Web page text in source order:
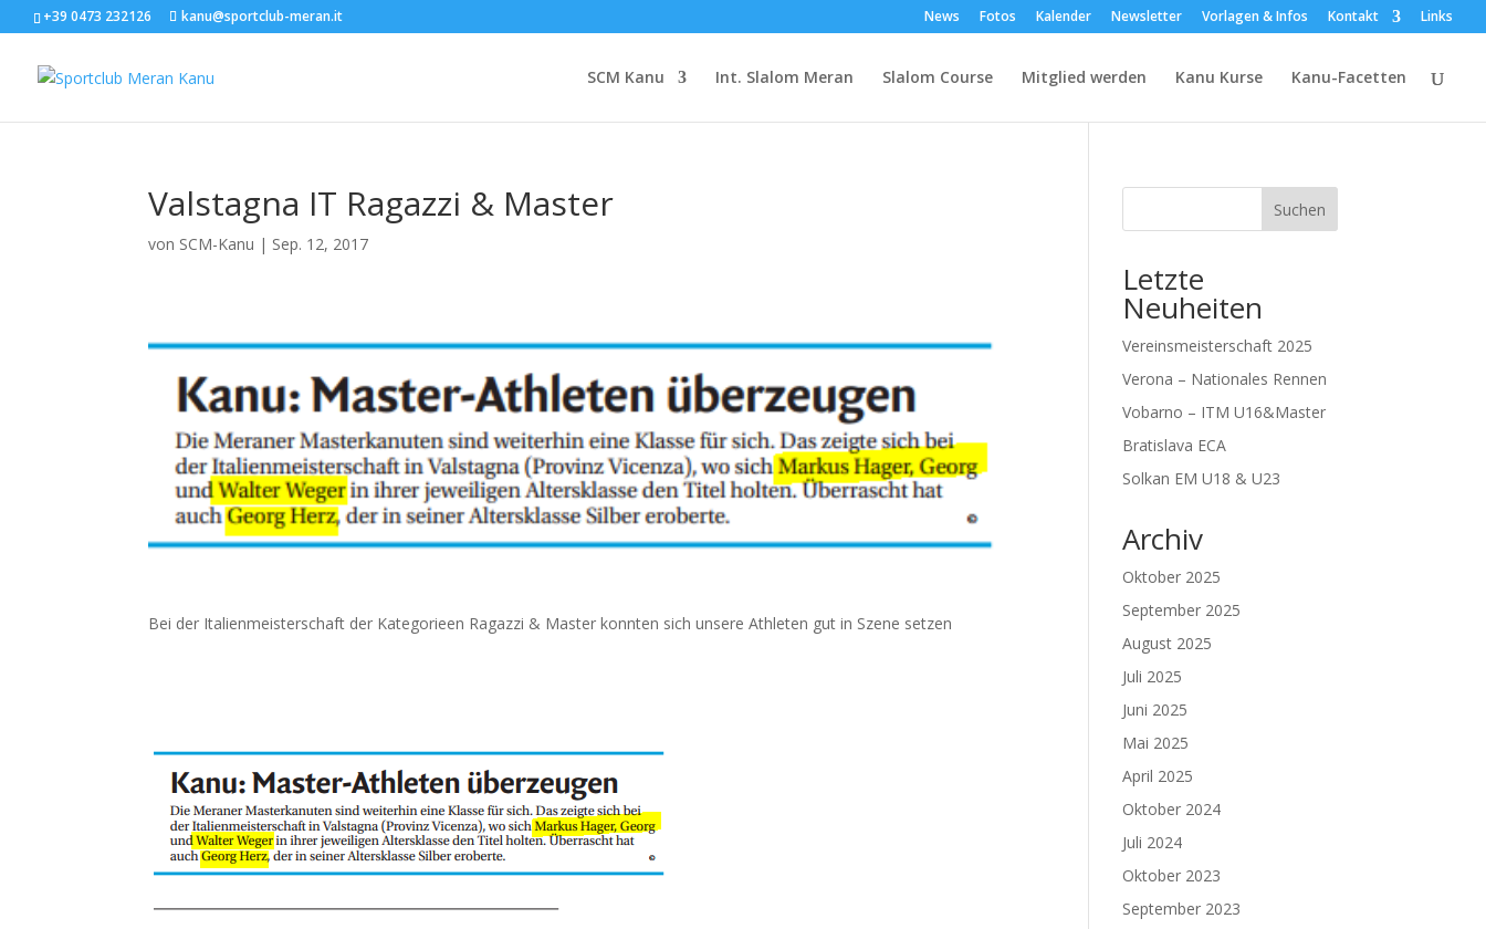
+39 0473 232126 kanu@sportclub-meran.it News Fotos Kalender Newsletter Vorlagen & Infos Kontakt Links
SCM Kanu Int. Slalom Meran Slalom Course Mitglied werden Kanu Kurse Kanu-Facetten
Valstagna IT Ragazzi & Master
von SCM-Kanu | Sep. 12, 2017
Bei der Italienmeisterschaft der Kategorieen Ragazzi & Master konnten sich unsere Athleten gut in Szene setzen
Suchen
Letzte
Neuheiten
Vereinsmeisterschaft 2025
Verona – Nationales Rennen
Vobarno – ITM U16&Master
Bratislava ECA
Solkan EM U18 & U23
Archiv
Oktober 2025
September 2025
August 2025
Juli 2025
Juni 2025
Mai 2025
April 2025
Oktober 2024
Juli 2024
Oktober 2023
September 2023